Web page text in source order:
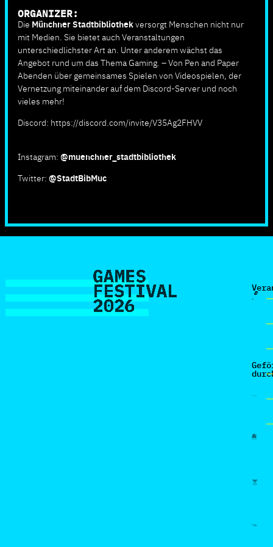
ORGANIZER:
Die Münchner Stadtbibliothekversorgt Menschen nicht nur
mit Medien. Sie bietet auch Veranstaltungen
unterschiedlichster Art an. Unter anderem wächst das
Angebot rund um das Thema Gaming. – Von Pen and Paper
Abenden über gemeinsames Spielen von Videospielen, der
Vernetzung miteinander auf dem Discord-Server und noch
vieles mehr!
Discord: https://discord.com/invite/V35Ag2FHVV
Instagram: @muenchner_stadtbibliothek
Twitter: @StadtBibMuc